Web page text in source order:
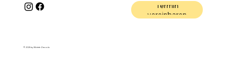
Termin
vereinbaren
© 2025 by Michele Zeccola